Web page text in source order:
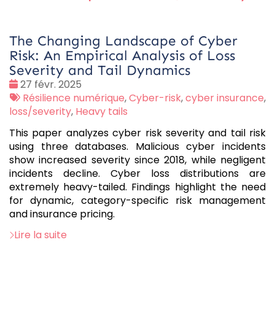
The Changing Landscape of Cyber
Risk: An Empirical Analysis of Loss
Severity and Tail Dynamics
Date
:
27 févr. 2025
Tags
:
Résilience numérique,Cyber-risk,cyber insurance,
loss/severity, Heavy tails
This paper analyzes cyber risk severity and tail risk
using three databases. Malicious cyber incidents
show increased severity since 2018, while negligent
incidents decline. Cyber loss distributions are
extremely heavy-tailed. Findings highlight the need
for dynamic, category-specific risk management
and insurance pricing.
Lire la suite